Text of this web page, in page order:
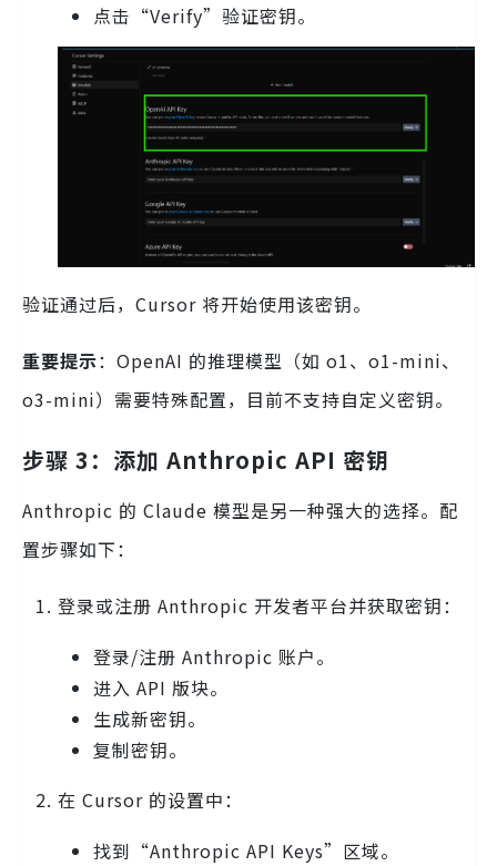
点击“Verify”验证密钥。
验证通过后，Cursor 将开始使用该密钥。
重要提示：OpenAI 的推理模型（如 o1、o1-mini、
o3-mini）需要特殊配置，目前不支持自定义密钥。
步骤 3：添加 Anthropic API 密钥
Anthropic 的 Claude 模型是另一种强大的选择。配
置步骤如下：
登录或注册 Anthropic 开发者平台并获取密钥：
登录/注册 Anthropic 账户。
进入 API 版块。
生成新密钥。
复制密钥。
在 Cursor 的设置中：
找到“Anthropic API Keys”区域。